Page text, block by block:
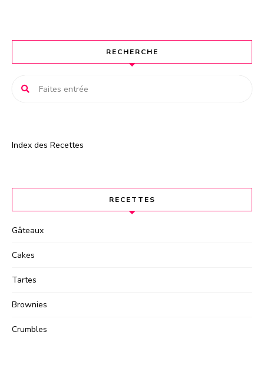
t
RECHERCHE
Index des Recettes
RECETTES
Gâteaux
Cakes
Tartes
Brownies
Crumbles